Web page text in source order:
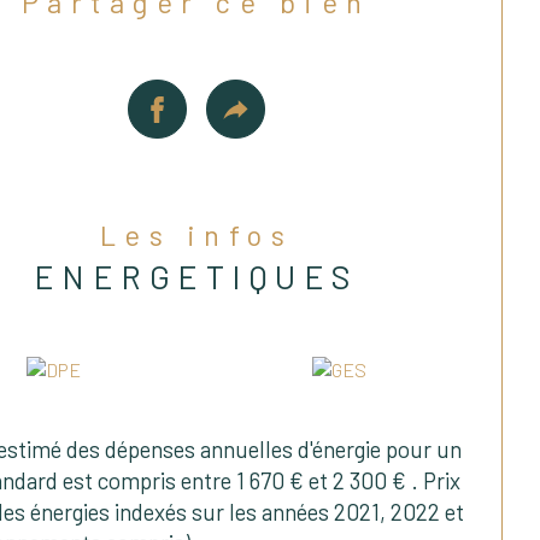
de copropriété : 600 € / trimestre
informations sur les risques auxquels ce
souhaitez obtenir plus d'informations
2R, l’agence en famille fondée par
Les infos
ENERGETIQUES
des dépenses annuelles d'énergie pour un
est compris entre 1 670 € et 2 300 € . Prix
énergies indexés sur les années 2021, 2022 et